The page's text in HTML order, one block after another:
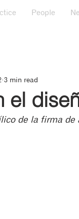
People
el
3 min read
de la firma